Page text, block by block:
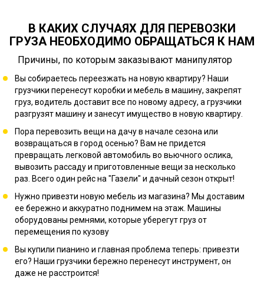
В КАКИХ СЛУЧАЯХ ДЛЯ ПЕРЕВОЗКИ
ГРУЗА НЕОБХОДИМО ОБРАЩАТЬСЯ К НАМ
Причины, по которым заказывают манипулятор
Вы собираетесь переезжать на новую квартиру? Наши
грузчики перенесут коробки и мебель в машину, закрепят
груз, водитель доставит все по новому адресу, а грузчики
разгрузят машину и занесут имущество в новую квартиру.
Пора перевозить вещи на дачу в начале сезона или
возвращаться в город осенью? Вам не придется
превращать легковой автомобиль во вьючного ослика,
вывозить рассаду и приготовленные вещи за несколько
раз. Всего один рейс на "Газели" и дачный сезон открыт!
Нужно привезти новую мебель из магазина? Мы доставим
ее бережно и аккуратно поднимем на этаж. Машины
оборудованы ремнями, которые уберегут груз от
перемещения по кузову
Вы купили пианино и главная проблема теперь: привезти
его? Наши грузчики бережно перенесут инструмент, он
даже не расстроится!